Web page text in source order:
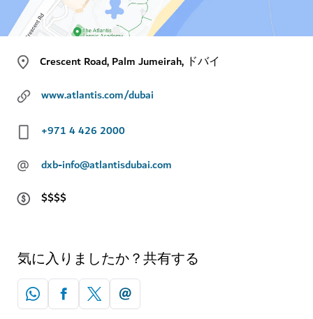
Crescent Road, Palm Jumeirah, ドバイ
www.atlantis.com/dubai
+971 4 426 2000
@
dxb-info@atlantisdubai.com
$$$$
気に入りましたか？共有する